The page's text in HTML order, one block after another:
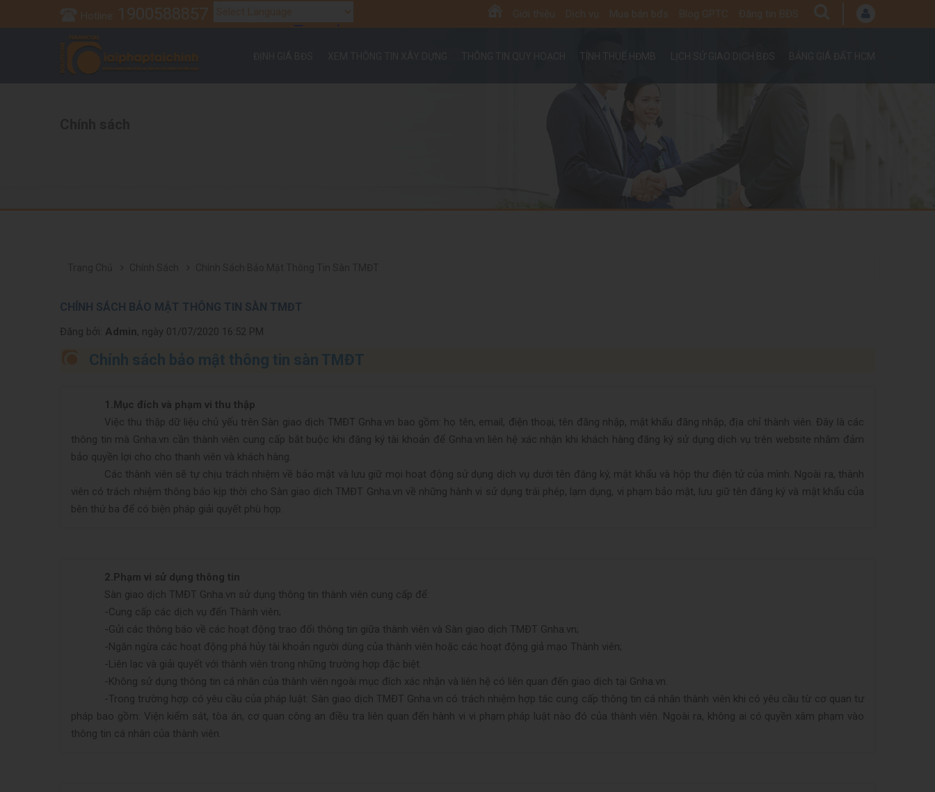
Translate
TÍNH THUẾ HĐMB LỊCH SỬ GIAO DỊCH BĐS
CHÍNH SÁCH BẢO MẬT THÔNG TIN SÀN TMĐT
Đăng bởi: Admin, ngày 01/07/2020 16:52 PM
Chính sách bảo mật thông tin sàn TMĐT
1. Mục đích và phạm vi thu thập
Việc thu thập dữ liệu chủ yếu trên Sàn giao dịch TMĐT Gnha.vn bao gồm: họ tên, email, điện thoại, tên đăng nhập, mật khẩu đăng nhập, địa chỉ thành viên. Đây là các
thông tin mà Gnha.vn cần thành viên cung cấp bắt buộc khi đăng ký tài khoản để Gnha.vn liên hệ xác nhận khi khách hàng đăng ký sử dụng dịch vụ trên website nhằm đảm
bảo quyền lợi cho cho thanh viên và khách hàng.
Các thành viên sẽ tự chịu trách nhiệm về bảo mật và lưu giữ mọi hoạt động sử dụng dịch vụ dưới tên đăng ký, mật khẩu và hộp thư điện tử của mình. Ngoài ra, thành
viên có trách nhiệm thông báo kịp thời cho Sàn giao dịch TMĐT Gnha.vn về những hành vi sử dụng trái phép, lạm dụng, vi phạm bảo mật, lưu giữ tên đăng ký và mật khẩu của
bên thứ ba để có biện pháp giải quyết phù hợp.
2. Phạm vi sử dụng thông tin
Sàn giao dịch TMĐT Gnha.vn sử dụng thông tin thành viên cung cấp để:
-Cung cấp các dịch vụ đến Thành viên;
-Gửi các thông báo về các hoạt động trao đổi thông tin giữa thành viên và Sàn giao dịch TMĐT Gnha.vn;
-Ngăn ngừa các hoạt động phá hủy tài khoản người dùng của thành viên hoặc các hoạt động giả mạo Thành viên;
-Liên lạc và giải quyết với thành viên trong những trường hợp đặc biệt.
-Không sử dụng thông tin cá nhân của thành viên ngoài mục đích xác nhận và liên hệ có liên quan đến giao dịch tại Gnha.vn.
-Trong trường hợp có yêu cầu của pháp luật: Sàn giao dịch TMĐT Gnha.vn có trách nhiệm hợp tác cung cấp thông tin cá nhân thành viên khi có yêu cầu từ cơ quan tư
pháp bao gồm: Viện kiểm sát, tòa án, cơ quan công an điều tra liên quan đến hành vi vi phạm pháp luật nào đó của thành viên. Ngoài ra, không ai có quyền xâm phạm vào
thông tin cá nhân của thành viên.